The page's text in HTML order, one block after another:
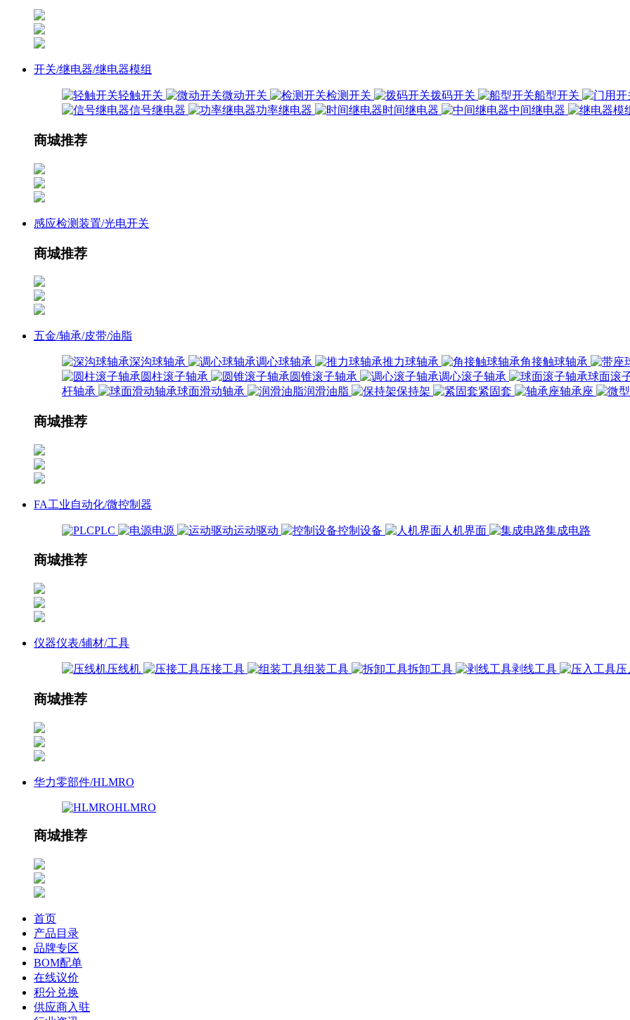
开关/继电器/继电器模组
轻触开关 微动开关 检测开关 拨码开关 船型开关
信号继电器
功率继电器 时间继电器 中间继电器
商城推荐
感应检测装置/光电开关
商城推荐
五金/轴承/皮带/油脂
深沟球轴承 调心球轴承 推力球轴承 角接触球轴承
圆柱滚子轴承
圆锥滚子轴承 调心滚子轴承 球面滚
杆轴承
球面滑动轴承 润滑油脂 保持架 紧固套 轴承座
商城推荐
FA工业自动化/微控制器
PLC 电源 运动驱动 控制设备 人机界面 集成电路
商城推荐
仪器仪表/辅材/工具
压线机 压接工具 组装工具 拆卸工具 剥线工具 压
商城推荐
华力零部件/HLMRO
HLMRO
商城推荐
首页
产品目录
品牌专区
BOM配单
在线议价
积分兑换
供应商入驻